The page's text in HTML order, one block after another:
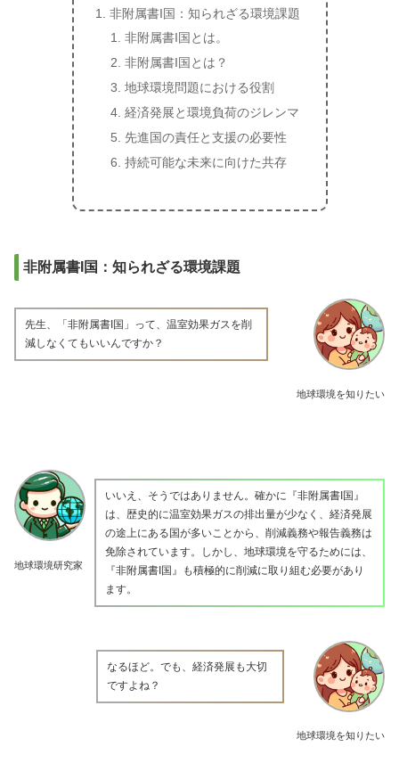
非附属書I国：知られざる環境課題
非附属書I国とは。
非附属書I国とは？
地球環境問題における役割
経済発展と環境負荷のジレンマ
先進国の責任と支援の必要性
持続可能な未来に向けた共存
非附属書I国：知られざる環境課題
地球環境を知りたい
先生、「非附属書I国」って、温室効果ガスを削
減しなくてもいいんですか？
地球環境研究家
いいえ、そうではありません。確かに『非附属書I国』
は、歴史的に温室効果ガスの排出量が少なく、経済発展
の途上にある国が多いことから、削減義務や報告義務は
免除されています。しかし、地球環境を守るためには、
『非附属書I国』も積極的に削減に取り組む必要があり
ます。
地球環境を知りたい
なるほど。でも、経済発展も大切
ですよね？